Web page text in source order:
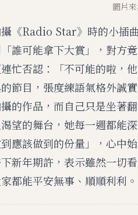
圖片
《Radio Star》時的小插
誰可能拿下大賞」，對方
忙否認：「不可能的啦，
節目，張度練語氣格外誠
的作品，而自己只是坐著
望的舞台，她每一週都能
到應該做到的份量」，心中
新年期許，表示雖然一切
都能平安無事、順順利利。